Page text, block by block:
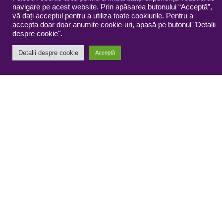
navigare pe acest website. Prin apăsarea butonului “Acceptă”,
vă dați acceptul pentru a utiliza toate cookiurile. Pentru a
accepta doar doar anumite cookie-uri, apasă pe butonul "Detalii
despre cookie".
Detalii despre cookie Acceptă